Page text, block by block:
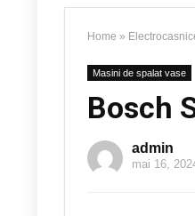
Home »
Masini de spalat vase
Bosch
admin
mai 16,